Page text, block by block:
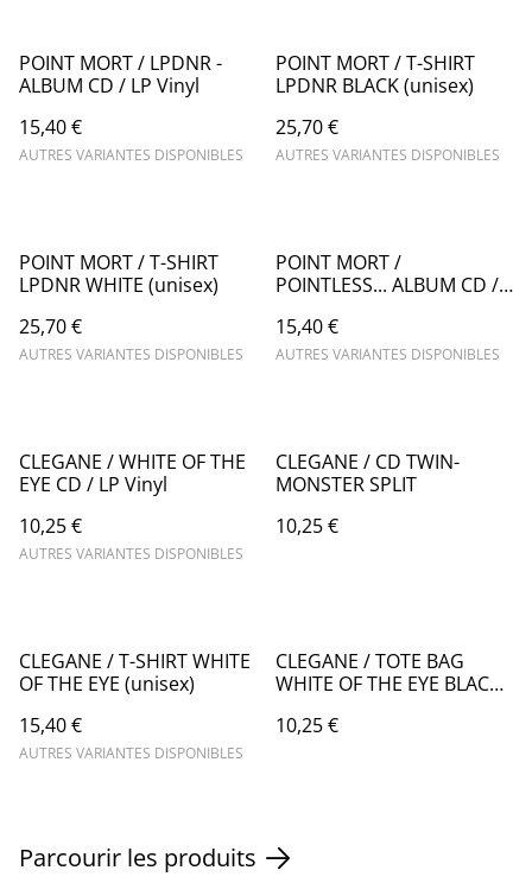
POINT MORT / LPDNR -
ALBUM CD / LP Vinyl
15,40 €
AUTRES VARIANTES DISPONIBLES
POINT MORT / T-SHIRT
LPDNR BLACK (unisex)
25,70 €
AUTRES VARIANTES DISPONIBLES
POINT MORT / T-SHIRT
LPDNR WHITE (unisex)
25,70 €
AUTRES VARIANTES DISPONIBLES
POINT MORT /
POINTLESS... ALBUM CD /
15,40 €
AUTRES VARIANTES DISPONIBLES
CLEGANE / WHITE OF THE
EYE CD / LP Vinyl
10,25 €
AUTRES VARIANTES DISPONIBLES
CLEGANE / CD TWIN-
MONSTER SPLIT
10,25 €
CLEGANE / T-SHIRT WHITE
OF THE EYE (unisex)
15,40 €
AUTRES VARIANTES DISPONIBLES
CLEGANE / TOTE BAG
WHITE OF THE EYE BLACK
10,25 €
Parcourir les produits